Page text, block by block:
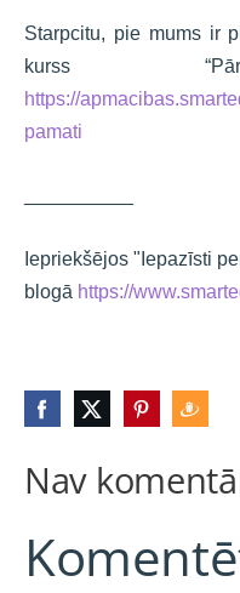
Starpcitu, pie mums ir
kurss
https://
pamati
Iepriekšējos "Iepazīsti
blogā https://
Nav